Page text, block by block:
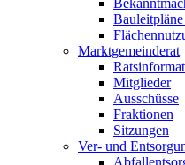
Marktgemeinderat
Mitglieder
Ausschüsse
Fraktionen
Sitzungen
Ver- und